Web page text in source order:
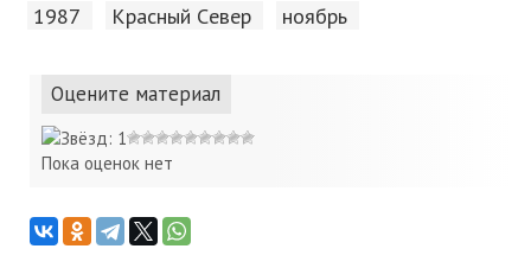
1987 Красный Cевер ноябрь
Оцените материал
Пока оценок нет